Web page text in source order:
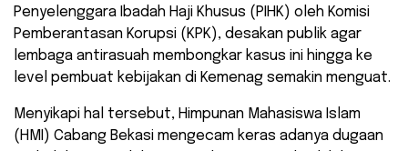
Penyelenggara Ibadah Haji Khusus (PIHK) oleh Komisi
Pemberantasan Korupsi (KPK), desakan publik agar
lembaga antirasuah membongkar kasus ini hingga ke
level pembuat kebijakan di Kemenag semakin menguat.
Menyikapi hal tersebut, Himpunan Mahasiswa Islam
(HMI) Cabang Bekasi mengecam keras adanya dugaan